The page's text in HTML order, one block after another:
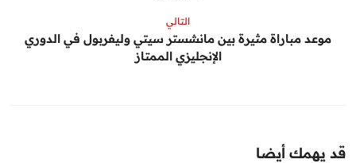
التالي
موعد مباراة مثيرة بين مانشستر سيتي وليفربول في الدوري
الإنجليزي الممتاز
قد يهمك أيضا